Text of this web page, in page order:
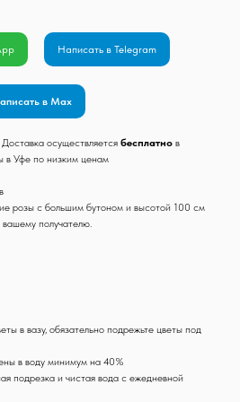
Написать в Telegram
в Max
осуществляется бесплатно в
в Уфе по низким ценам
розы с большим бутоном и высотой 100 см
получателю.
в вазу, обязательно подрежьте цветы под
в воду минимум на 40%
подрезка и чистая вода с ежедневной